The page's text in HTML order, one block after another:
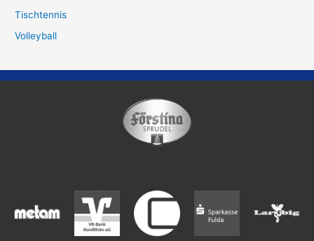
Tischtennis
Volleyball